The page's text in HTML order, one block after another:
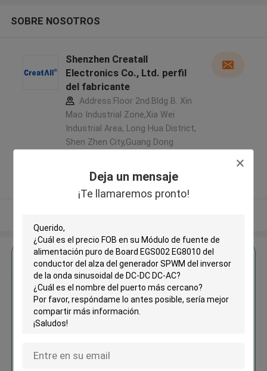
Deja un mensaje
¡Te llamaremos pronto!
SOBRE NOSOTROS
Shenzhen Creatall
Electronics Co., Ltd. perfil
del fabricante
Address:Floor 2nd.Bldg B. Xin
Mao Industrial Zone,Xia Wei
Industrial Area, Long Hua District,
Shen Zhen City,Guang Dong
Proveedor verificado
Obtenga el mejor precio por
Módulo de fuente de
alimentación puro de Board
inversor de la onda sinusoidal de